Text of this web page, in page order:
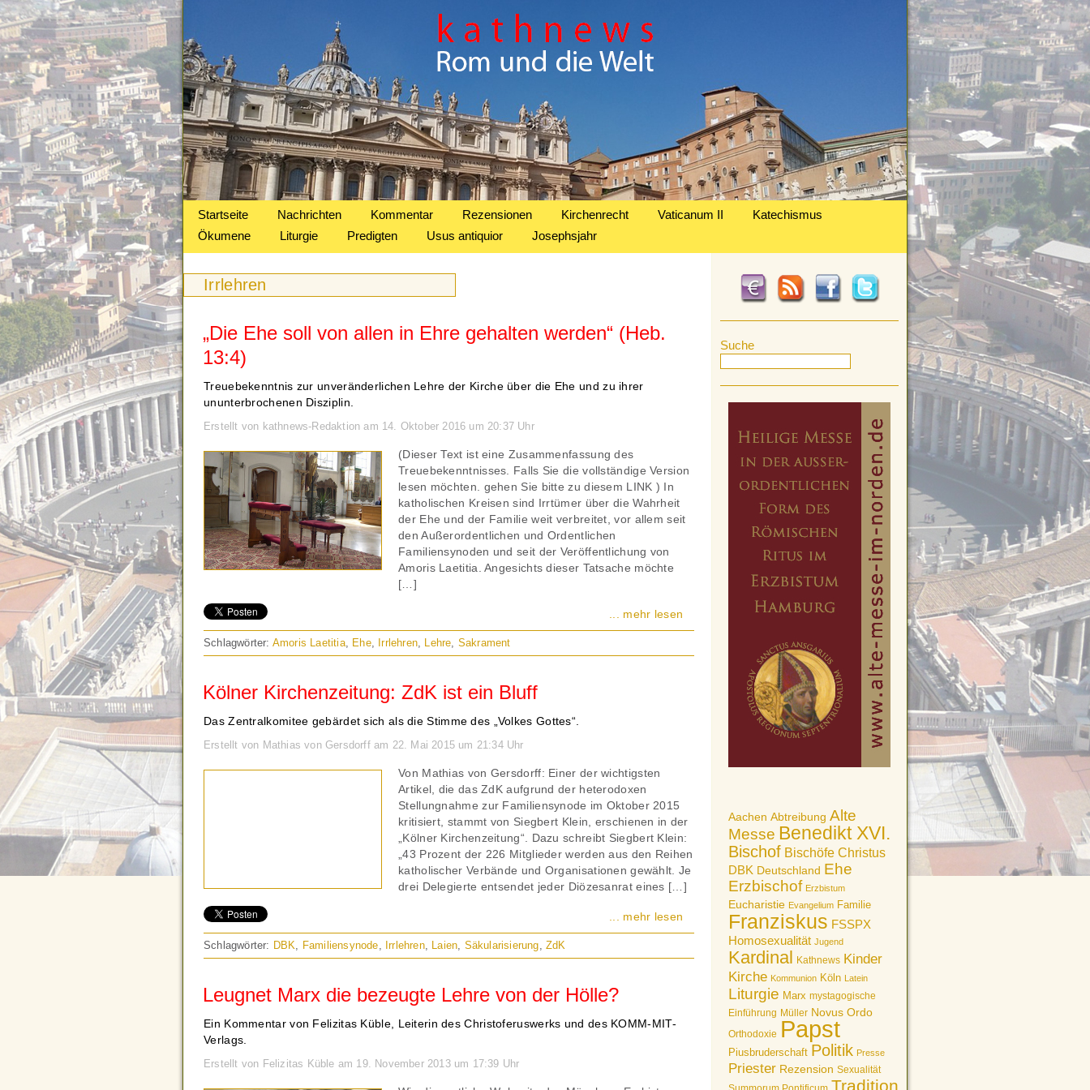
Startseite Nachrichten Kommentar Rezensionen Kirchenrecht Vaticanum II
Katechismus
Ökumene
Liturgie Predigten Usus antiquior Josephsjahr
Suche
Aachen Abtreibung Alte
Messe Benedikt XVI.
Bischof Bischöfe Christus
DBK Deutschland Ehe
Erzbischof Erzbistum
Eucharistie Evangelium Familie
Franziskus FSSPX
Homosexualität Jugend
Kardinal Kathnews Kinder
Kirche Kommunion Köln Latein
Liturgie Marx mystagogische
Einführung Müller Novus Ordo
Orthodoxie Papst
Piusbruderschaft Politik Presse
Priester Rezension Sexualität
Tradition
Irrlehren
„Die Ehe soll von allen in Ehre gehalten werden“ (Heb.
13:4)
Treuebekenntnis zur unveränderlichen Lehre der Kirche über die Ehe und zu ihrer
ununterbrochenen Disziplin.
Erstellt von kathnews-Redaktion am 14. Oktober 2016 um 20:37 Uhr
(Dieser Text ist eine Zusammenfassung des
Treuebekenntnisses. Falls Sie die vollständige Version
lesen möchten. gehen Sie bitte zu diesem LINK ) In
katholischen Kreisen sind Irrtümer über die Wahrheit
der Ehe und der Familie weit verbreitet, vor allem seit
den Außerordentlichen und Ordentlichen
Familiensynoden und seit der Veröffentlichung von
Amoris Laetitia. Angesichts dieser Tatsache möchte
[…]
... mehr lesen
Schlagwörter: Amoris Laetitia, Ehe, Irrlehren, Lehre, Sakrament
Kölner Kirchenzeitung: ZdK ist ein Bluff
Das Zentralkomitee gebärdet sich als die Stimme des „Volkes Gottes“.
Erstellt von Mathias von Gersdorff am 22. Mai 2015 um 21:34 Uhr
Von Mathias von Gersdorff: Einer der wichtigsten
Artikel, die das ZdK aufgrund der heterodoxen
Stellungnahme zur Familiensynode im Oktober 2015
kritisiert, stammt von Siegbert Klein, erschienen in der
„Kölner Kirchenzeitung“. Dazu schreibt Siegbert Klein:
„43 Prozent der 226 Mitglieder werden aus den Reihen
katholischer Verbände und Organisationen gewählt. Je
drei Delegierte entsendet jeder Diözesanrat eines […]
... mehr lesen
Schlagwörter: DBK, Familiensynode, Irrlehren, Laien, Säkularisierung,ZdK
Leugnet Marx die bezeugte Lehre von der Hölle?
Ein Kommentar von Felizitas Küble, Leiterin des Christoferuswerks und des KOMM-MIT-
Verlags.
Erstellt von Felizitas Küble am 19. November 2013 um 17:39 Uhr